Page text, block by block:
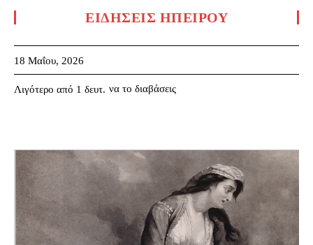
ΕΙΔΉΣΕΙΣ ΗΠΕΊΡΟΥ
18 Μαΐου, 2026
Λιγότερο από 1 δευτ. να το διαβάσεις